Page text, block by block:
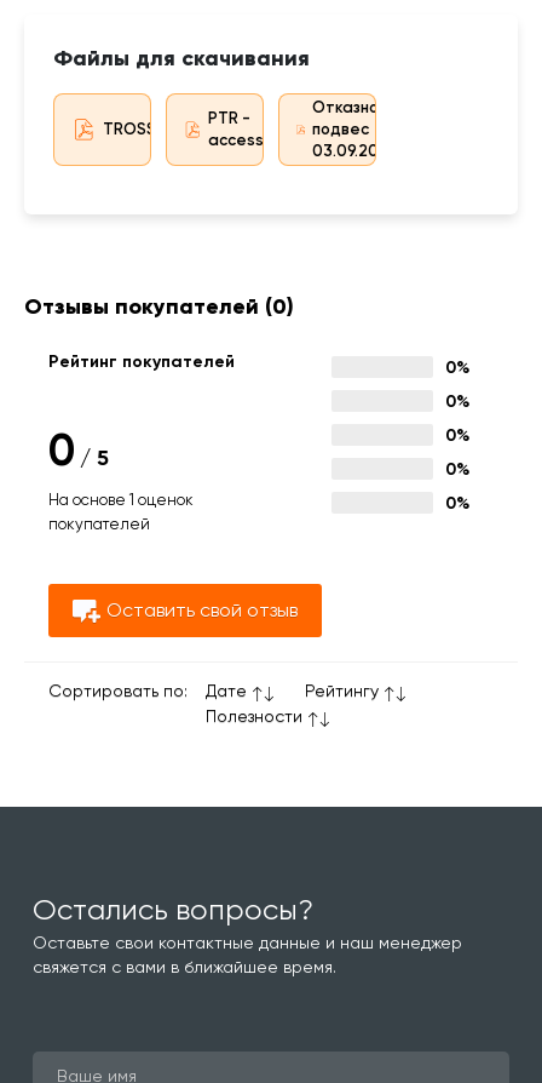
Файлы для скачивания
TROSS_Rail_manual
PTR -
accessorities
Отказное
подвес
03.09.2018
Отзывы покупателей (0)
Рейтинг покупателей
0 / 5
На основе 1 оценок
покупателей
0%
0%
0%
0%
0%
Оставить свой отзыв
Сортировать по: Дате
Рейтингу
Полезности
Остались вопросы?
Оставьте свои контактные данные и наш менеджер
свяжется с вами в ближайшее время.